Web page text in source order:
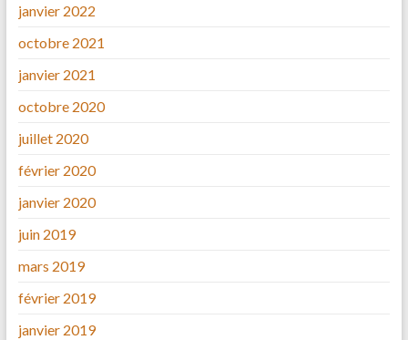
janvier 2022
octobre 2021
janvier 2021
octobre 2020
juillet 2020
février 2020
janvier 2020
juin 2019
mars 2019
février 2019
janvier 2019